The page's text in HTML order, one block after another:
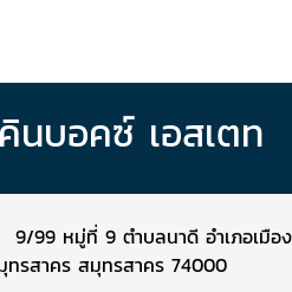
นบอคซ์ เอสเตท
9/99 หมู่ที่ 9 ตำบลนาดี อำเภอเมือง
ทรสาคร สมุทรสาคร 74000